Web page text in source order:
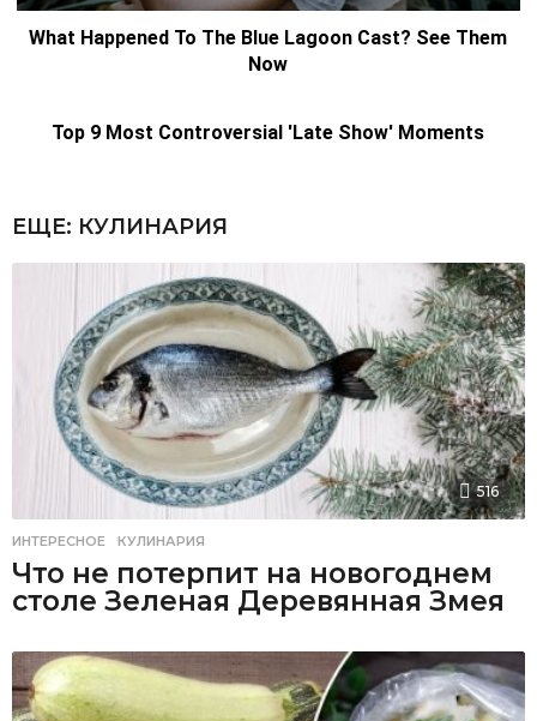
ЕЩЕ: КУЛИНАРИЯ
516
ИНТЕРЕСНОЕ ,КУЛИНАРИЯ
Что не потерпит на новогоднем
столе Зеленая Деревянная Змея